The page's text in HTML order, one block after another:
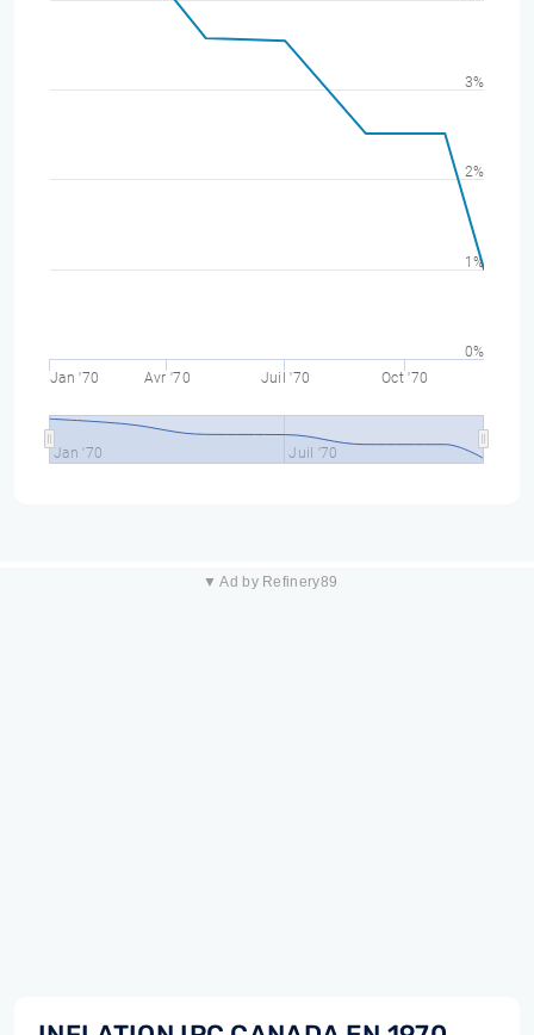
Jan '70 Avr '70 Juil '70 Oct '70
Jan '70 Juil '70
0%
1%
2%
3%
▼ Ad by Refinery89